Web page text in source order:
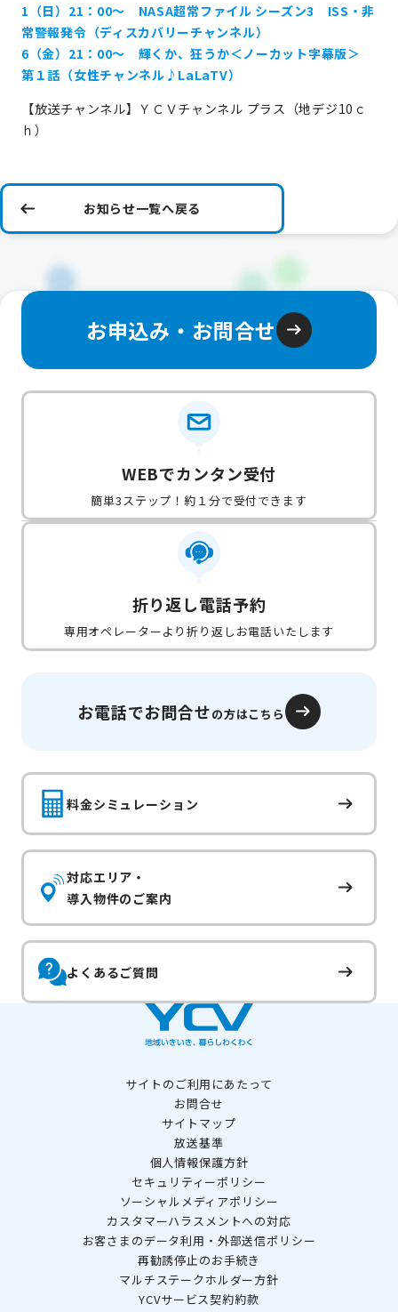
1（日）21：00～ NASA超常ファイル シーズン3 ISS・非
常警報発令（ディスカバリーチャンネル）
6（金）21：00～ 輝くか、狂うか＜ノーカット字幕版＞
第１話（女性チャンネル♪LaLaTV）
【放送チャンネル】ＹＣＶチャンネル プラス（地デジ10ｃ
ｈ）
お知らせ一覧へ戻る
お申込み・お問合せ
WEBでカンタン受付
簡単3ステップ！約１分で受付できます
折り返し電話予約
専用オペレーターより折り返しお電話いたします
お電話でお問合せの方はこちら
料金シミュレーション
対応エリア・
導入物件のご案内
よくあるご質問
サイトのご利用にあたって
お問合せ
サイトマップ
放送基準
個人情報保護方針
セキュリティーポリシー
ソーシャルメディアポリシー
カスタマーハラスメントへの対応
お客さまのデータ利用・外部送信ポリシー
再勧誘停止のお手続き
マルチステークホルダー方針
YCVサービス契約約款